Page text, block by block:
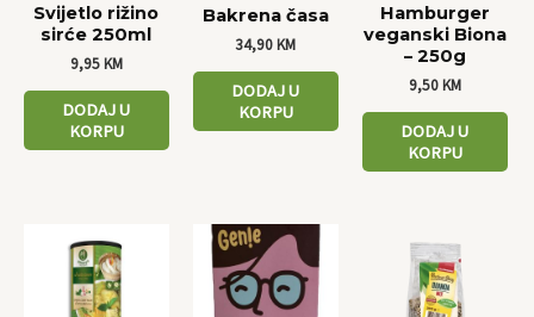
Svijetlo rižino
sirće 250ml
9,95KM
DODAJ U
KORPU
Bakrena časa
34,90KM
DODAJ U
KORPU
Hamburger
veganski Biona
– 250g
9,50KM
DODAJ U
KORPU